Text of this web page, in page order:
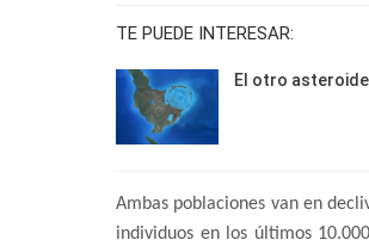
TE PUEDE INTERESAR:
El otro
Ambas poblaciones van en
individuos en los últimos